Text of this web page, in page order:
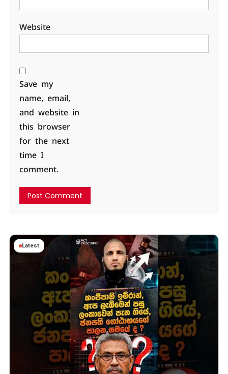
Website
Save my
name, email,
and website in
this browser
for the next
time I
comment.
Latest